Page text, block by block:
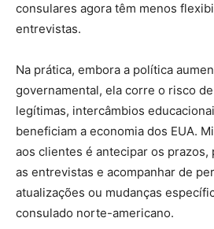
consulares agora têm menos
entrevistas.
Na prática, embora a política
governamental, ela corre o risco
legítimas, intercâmbios
beneficiam a economia dos EUA.
aos clientes é antecipar os prazos,
as entrevistas e acompanhar de
atualizações ou mudanças
consulado norte-americano.